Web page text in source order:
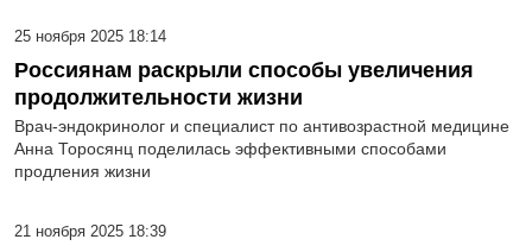
25 ноября 2025 18:14
Россиянам раскрыли способы увеличения
продолжительности жизни
Врач-эндокринолог и специалист по антивозрастной медицине
Анна Торосянц поделилась эффективными способами
продления жизни
21 ноября 2025 18:39